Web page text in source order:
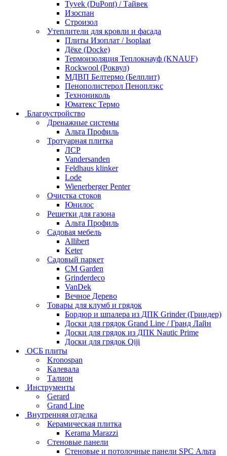
Tyvek (DuPont) / Тайвек
Изоспан
Строизол
Утеплители для кровли и фасада
Плиты Изоплат / Isoplaat
Дёке (Docke)
Термоизоляция Теплокнауф (KNAUF)
Rockwool (Роквул)
МДВП Белтермо (Белплит)
Пенополистерол Пеноплэкс
Технониколь
Юматекс Термо
Благоустройство
Дренажные системы
Альта Профиль
Тротуарная плитка
ЛСР
Vandersanden
Feldhaus klinker
Lode
Wienerberger Penter
Очистка стоков
Юнилос
Решетки для газона
Альта Профиль
Садовая мебель
Allibert
Keter
Садовый паркет
CM Garden
Grinderdeco
VanDek
Вечное Дерево
Товары для клумб и грядок
Бордюр и шпалера из ДПК Grinder (Гриндер)
Доски для грядок Grand Line / Гранд Лайн
Доски для грядок из ДПК Nautic Prime
Доски для грядок Qiji
ОСБ плиты
Kronospan
Калевала
Талион
Инструменты
Gerard
Grand Line
Внутренняя отделка
Керамическая плитка
Kerama Marazzi
Стеновые панели
Стеновые и потолочные панели SPC Альта